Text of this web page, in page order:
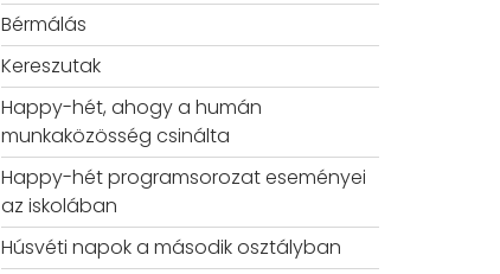
Bérmálás
Kereszutak
Happy-hét, ahogy a humán
munkaközösség csinálta
Happy-hét programsorozat eseményei
az iskolában
Húsvéti napok a második osztályban